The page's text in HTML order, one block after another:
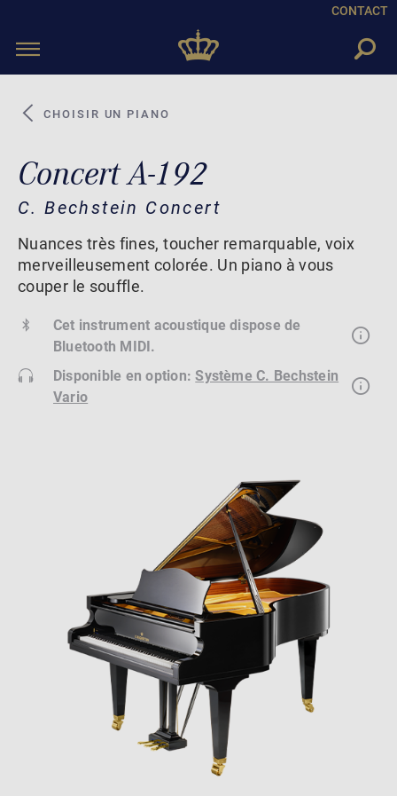
CONTACT
Toggle
CHOISIR UN PIANO
Concert A-192
C. Bechstein Concert
Nuances très fines, toucher remarquable, voix
merveilleusement colorée. Un piano à vous
couper le souffle.
Cet instrument acoustique dispose de
Bluetooth MIDI.
Disponible en option:Système C. Bechstein
Vario